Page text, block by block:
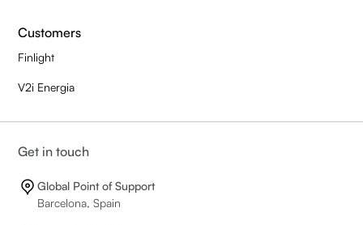
Customers
Finlight
V2i Energia
Get in touch
Global Point of Support
Barcelona, Spain